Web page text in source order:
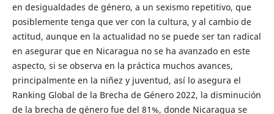
en desigualdades de género, a un sexismo repetitivo, que
posiblemente tenga que ver con la cultura, y al cambio de
actitud, aunque en la actualidad no se puede ser tan radical
en asegurar que en Nicaragua no se ha avanzado en este
aspecto, si se observa en la práctica muchos avances,
principalmente en la niñez y juventud, así lo asegura el
Ranking Global de la Brecha de Género 2022, la disminución
de la brecha de género fue del 81%, donde Nicaragua se